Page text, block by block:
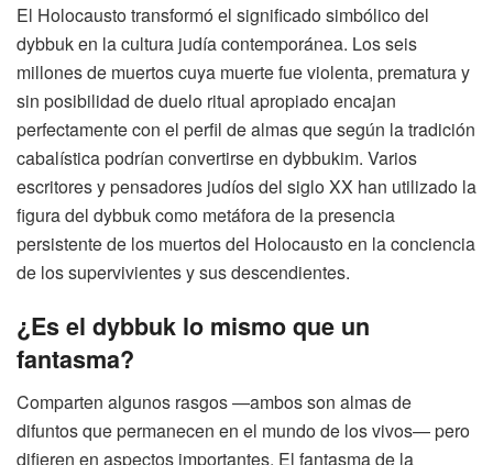
El Holocausto transformó el significado simbólico del
dybbuk en la cultura judía contemporánea. Los seis
millones de muertos cuya muerte fue violenta, prematura y
sin posibilidad de duelo ritual apropiado encajan
perfectamente con el perfil de almas que según la tradición
cabalística podrían convertirse en dybbukim. Varios
escritores y pensadores judíos del siglo XX han utilizado la
figura del dybbuk como metáfora de la presencia
persistente de los muertos del Holocausto en la conciencia
de los supervivientes y sus descendientes.
¿Es el dybbuk lo mismo que un
fantasma?
Comparten algunos rasgos —ambos son almas de
difuntos que permanecen en el mundo de los vivos— pero
difieren en aspectos importantes. El fantasma de la